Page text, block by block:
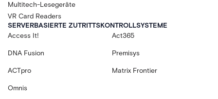
Multitech-Lesegeräte
VR Card Readers
SERVERBASIERTE ZUTRITTSKONTROLLSYSTEME
Access It!
Act365
DNA Fusion Premisys
ACTpro Matrix Frontier
Omnis